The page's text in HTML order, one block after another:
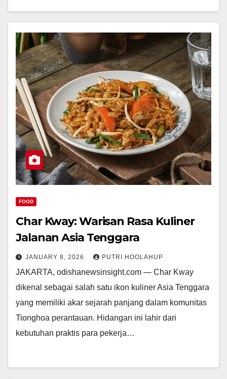
FOOD
Char Kway: Warisan Rasa Kuliner
Jalanan Asia Tenggara
JANUARY 8, 2026 PUTRI HOOLAHUP
JAKARTA, odishanewsinsight.com — Char Kway
dikenal sebagai salah satu ikon kuliner Asia Tenggara
yang memiliki akar sejarah panjang dalam komunitas
Tionghoa perantauan. Hidangan ini lahir dari
kebutuhan praktis para pekerja…